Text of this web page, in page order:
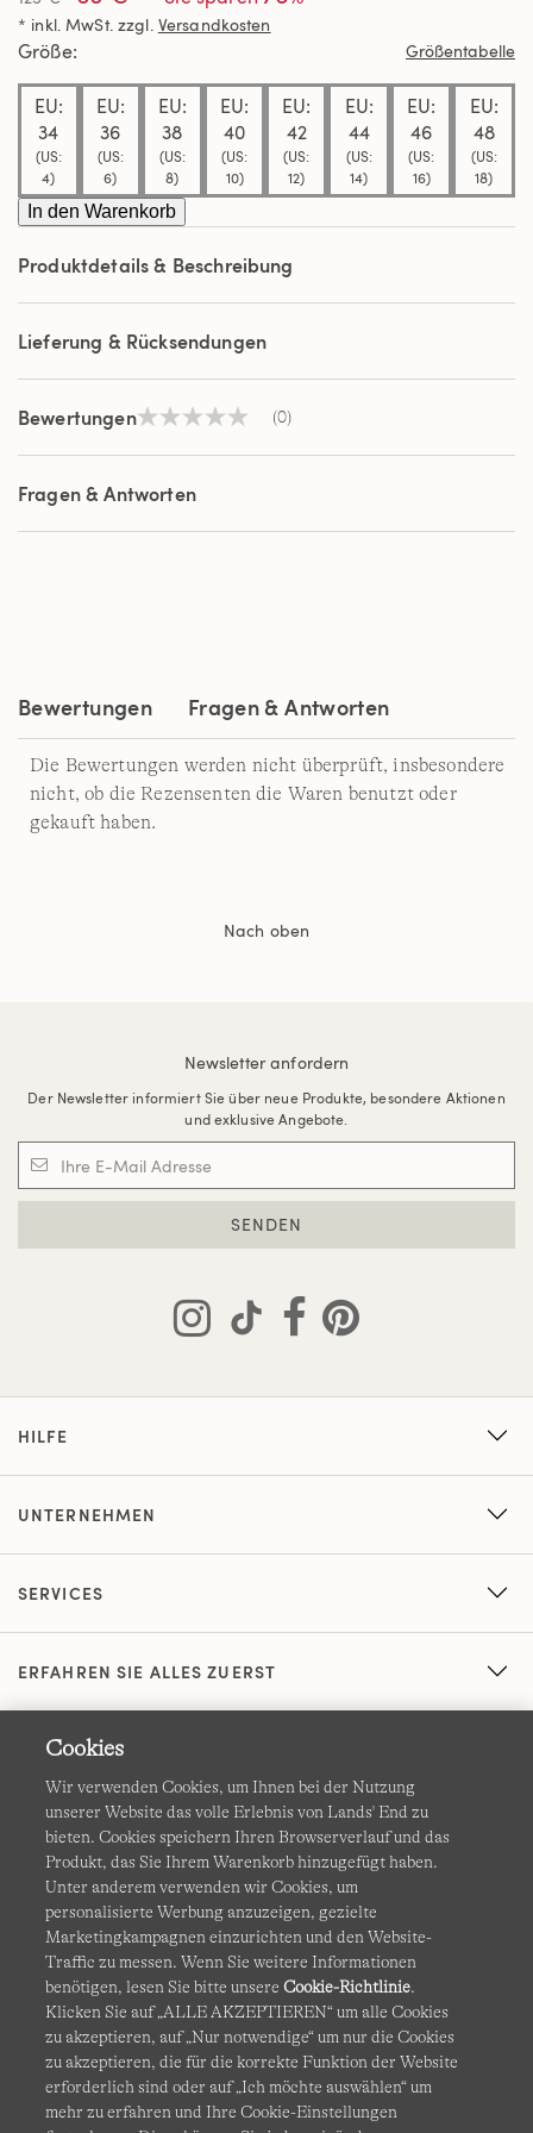
Link
auf
derselben
* inkl. MwSt. zzgl. Versandkosten
Größe Größentabelle
EU:
34
(US:
4)
EU:
36
(US:
6)
EU:
38
(US:
8)
EU:
40
(US:
10)
EU:
42
(US:
12)
EU:
44
(US:
14)
EU:
46
(US:
16)
EU:
48
(US:
18)
In den Warenkorb
Produktdetails & Beschreibung
Lieferung & Rücksendungen
BewertungenKein
Link
derselben
(0)
Fragen & Antworten
Bewertungen Fragen & Antworten
Die Bewertungen werden nicht überprüft, insbesondere
nicht, ob die Rezensenten die Waren benutzt oder
gekauft haben.
Nach oben
Newsletter anfordern
Der Newsletter informiert Sie über neue Produkte, besondere Aktionen
und exklusive Angebote.
SENDEN
HILFE
UNTERNEHMEN
SERVICES
ERFAHREN SIE ALLES ZUERST
AGB Datenschutz & Sicherheit
Cookies Ich möchte auswählen Barrierefreiheit
Site Map Internationale Websites
Diese Website ist durch reCAPTCHA geschützt. Es gelten die
Datenschutzerklärung undNutzungsbedingungenvon
Google.
Cookies
Wir verwenden Cookies, um Ihnen bei der Nutzung
unserer Website das volle Erlebnis von Lands' End zu
bieten. Cookies speichern Ihren Browserverlauf und das
Produkt, das Sie Ihrem Warenkorb hinzugefügt haben.
Unter anderem verwenden wir Cookies, um
personalisierte Werbung anzuzeigen, gezielte
Marketingkampagnen einzurichten und den Website-
Traffic zu messen. Wenn Sie weitere Informationen
benötigen, lesen Sie bitte unsereCookie-Richtlinie.
Klicken Sie auf „ALLE AKZEPTIEREN“ um alle Cookies
zu akzeptieren, auf „Nur notwendige“ um nur die Cookies
zu akzeptieren, die für die korrekte Funktion der Website
erforderlich sind oder auf „Ich möchte auswählen“ um
mehr zu erfahren und Ihre Cookie-Einstellungen